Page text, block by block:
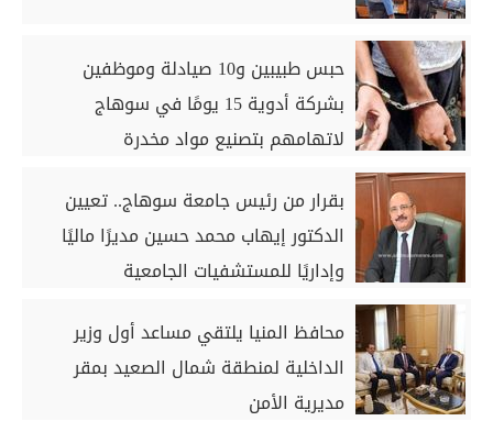
حبس طبيبين و10 صيادلة وموظفين
بشركة أدوية 15 يومًا في سوهاج
لاتهامهم بتصنيع مواد مخدرة
بقرار من رئيس جامعة سوهاج.. تعيين
الدكتور إيهاب محمد حسين مديرًا ماليًا
وإداريًا للمستشفيات الجامعية
محافظ المنيا يلتقي مساعد أول وزير
الداخلية لمنطقة شمال الصعيد بمقر
مديرية الأمن